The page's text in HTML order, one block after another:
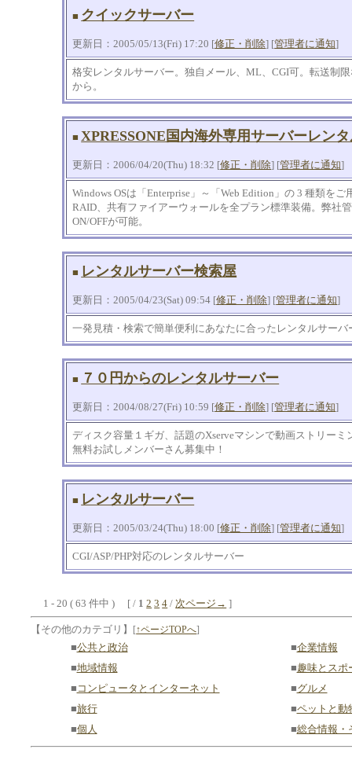
■ クイックサーバー
更新日：2005/05/13(Fri) 17:20 [修正・削除] [管理者に通知]
格安レンタルサーバー。独自メール、ML、CGI可。転送制
から。
■ XPRESSONE国内海外専用サーバーレン
更新日：2006/04/20(Thu) 18:32 [修正・削除] [管理者に通知]
Windows OSは「Enterprise」～「Web Edition」の 3 種類を
RAID、共有ファイアーウォールを全プラン標準装備。弊社
ON/OFFが可能。
■ レンタルサーバー検索屋
更新日：2005/04/23(Sat) 09:54 [修正・削除] [管理者に通知]
一発見積・検索で簡単便利にあなたに合ったレンタルサーバ
■ ７０円からのレンタルサーバー
更新日：2004/08/27(Fri) 10:59 [修正・削除] [管理者に通知]
ディスク容量１ギガ、話題のXserveマシンで動画ストリーミ
無料お試しメンバーさん募集中！
■ レンタルサーバー
更新日：2005/03/24(Thu) 18:00 [修正・削除] [管理者に通知]
CGI/ASP/PHP対応のレンタルサーバー
1 - 20 ( 63 件中 ) [ / 1 2 3 4 / 次ページ→ ]
【その他のカテゴリ】 [↑ページTOPへ]
■公共と政治 ■企業情報
■地域情報 ■趣味とスポ
■ コンピュータとインターネット ■グルメ
■旅行 ■ペットと動
■個人 ■総合情報・